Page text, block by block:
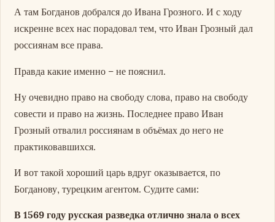
А там Богданов добрался до Ивана Грозного. И с ходу
искренне всех нас порадовал тем, что Иван Грозный дал
россиянам все права.
Правда какие именно – не пояснил.
Ну очевидно право на свободу слова, право на свободу
совести и право на жизнь. Последнее право Иван
Грозный отвалил россиянам в объёмах до него не
практиковавшихся.
И вот такой хороший царь вдруг оказывается, по
Богданову, турецким агентом. Судите сами:
В 1569 году русская разведка отлично знала о всех